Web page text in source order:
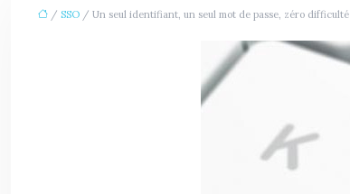
/ SSO / Un seul identifiant, un seul mot de passe, zéro difficulté